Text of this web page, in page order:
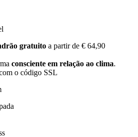
gratuito a partir de € 64,90
consciente em relação ao clima.
o código SSL